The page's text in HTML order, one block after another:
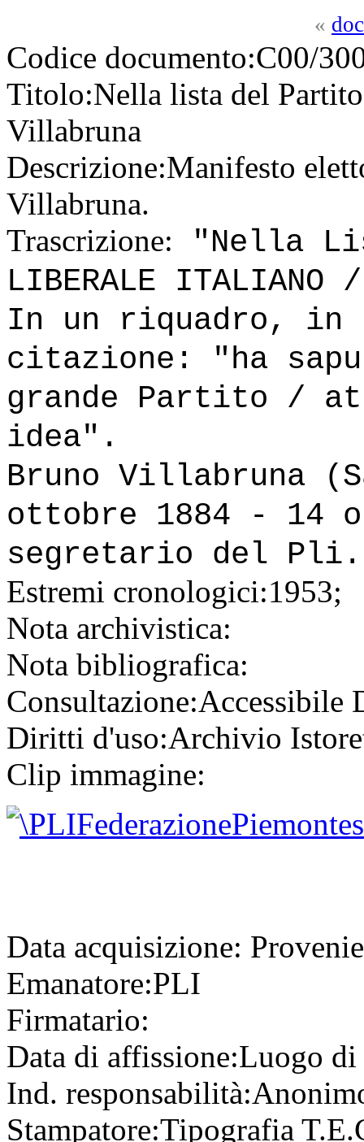
«
Codice documento:C00/
Titolo:Nella lista del
Villabruna
Descrizione:Manifesto
Villabruna.
Trascrizione: "Nella
LIBERALE ITALIANO
In un riquadro, in
citazione: "ha
grande Partito /
idea".
Bruno Villabruna
ottobre 1884 - 14
segretario del Pli.
Estremi cronologici:1953;
Nota archivistica:
Nota bibliografica:
Consultazione:Accessibile
Diritti d'uso:Archivio
Clip immagine:
Data acquisizione:
Emanatore:PLI
Firmatario:
Data di affissione:Luogo
Ind. responsabilità:
Stampatore:Tipografia